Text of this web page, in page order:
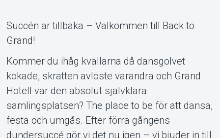
Support
Succén är tillbaka – Välkommen till Back to
Grand!
Kommer du ihåg kvällarna då dansgolvet
kokade, skratten avlöste varandra och Grand
Hotell var den absolut självklara
samlingsplatsen? The place to be för att dansa,
festa och umgås. Efter förra gångens
dundersuccé gör vi det nu igen – vi bjuder in till